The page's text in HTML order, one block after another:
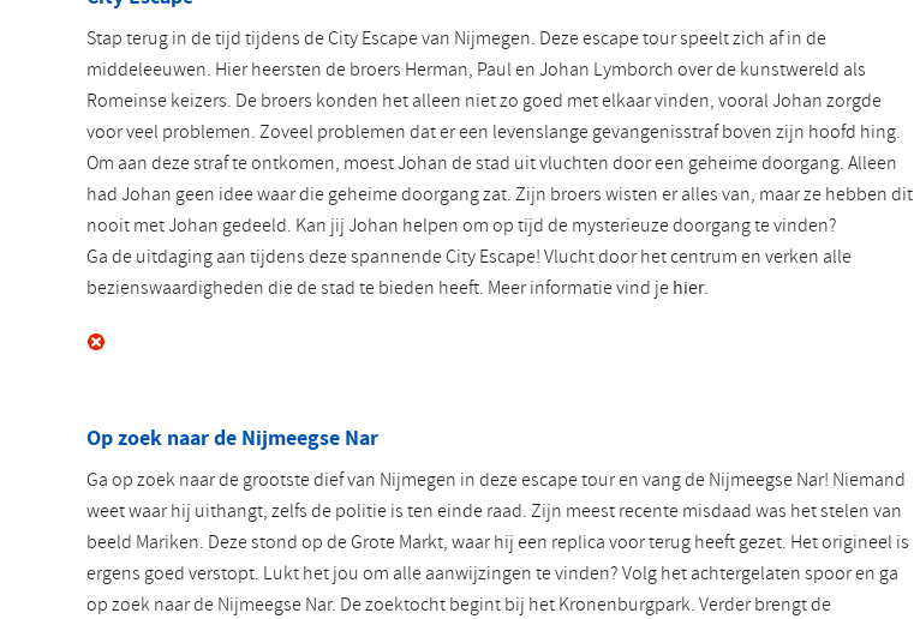
Stap terug in de tijd tijdens de City Escape van Nijmegen. Deze escape tour speelt zich af in de
middeleeuwen. Hier heersten de broers Herman, Paul en Johan Lymborch over de kunstwereld als
Romeinse keizers. De broers konden het alleen niet zo goed met elkaar vinden, vooral Johan zorgde
voor veel problemen. Zoveel problemen dat er een levenslange gevangenisstraf boven zijn hoofd hing.
Om aan deze straf te ontkomen, moest Johan de stad uit vluchten door een geheime doorgang. Alleen
had Johan geen idee waar die geheime doorgang zat. Zijn broers wisten er alles van, maar ze hebben dit
nooit met Johan gedeeld. Kan jij Johan helpen om op tijd de mysterieuze doorgang te vinden?
Ga de uitdaging aan tijdens deze spannende City Escape! Vlucht door het centrum en verken alle
bezienswaardigheden die de stad te bieden heeft. Meer informatie vind jehier.
Op zoek naar de Nijmeegse Nar
Ga op zoek naar de grootste dief van Nijmegen in deze escape tour en vang de Nijmeegse Nar! Niemand
weet waar hij uithangt, zelfs de politie is ten einde raad. Zijn meest recente misdaad was het stelen van
beeld Mariken. Deze stond op de Grote Markt, waar hij een replica voor terug heeft gezet. Het origineel is
ergens goed verstopt. Lukt het jou om alle aanwijzingen te vinden? Volg het achtergelaten spoor en ga
op zoek naar de Nijmeegse Nar. De zoektocht begint bij het Kronenburgpark. Verder brengt de